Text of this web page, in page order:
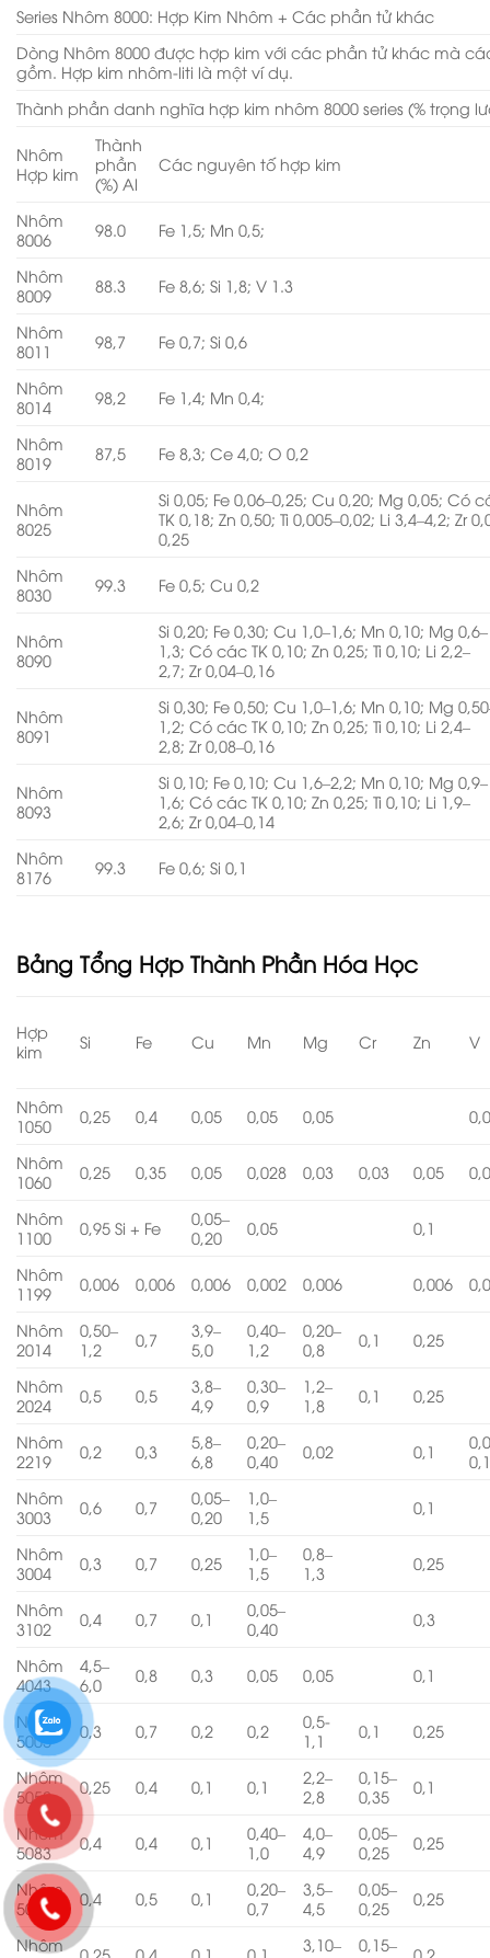
Series Nhôm 8000: Hợp Kim Nhôm + Các phần tử khác
Dòng Nhôm 8000 được hợp kim với các phần tử khác mà
gồm. Hợp kim nhôm-liti là một ví dụ.
Thành phần danh nghĩa hợp kim nhôm 8000 series (% trọng
Nhôm
Hợp kim
Thành
phần
(%) Al
Các nguyên tố hợp kim
Nhôm
8006
98.0 Fe 1,5; Mn 0,5;
Nhôm
8009
88.3 Fe 8,6; Si 1,8; V 1.3
Nhôm
8011
98,7 Fe 0,7; Si 0,6
Nhôm
8014
98,2 Fe 1,4; Mn 0,4;
Nhôm
8019
87,5 Fe 8,3; Ce 4,0; O 0,2
Nhôm
8025
Si 0,05; Fe 0,06–0,25; Cu 0,20; Mg 0,05; Có
TK 0,18; Zn 0,50; Ti 0,005–0,02; Li 3,4–4,2; Zr
0,25
Nhôm
8030
99.3 Fe 0,5; Cu 0,2
Nhôm
8090
Si 0,20; Fe 0,30; Cu 1,0–1,6; Mn 0,10; Mg 0,6–
1,3; Có các TK 0,10; Zn 0,25; Ti 0,10; Li 2,2–
2,7; Zr 0,04–0,16
Nhôm
8091
Si 0,30; Fe 0,50; Cu 1,0–1,6; Mn 0,10; Mg
1,2; Có các TK 0,10; Zn 0,25; Ti 0,10; Li 2,4–
2,8; Zr 0,08–0,16
Nhôm
8093
Si 0,10; Fe 0,10; Cu 1,6–2,2; Mn 0,10; Mg 0,9–
1,6; Có các TK 0,10; Zn 0,25; Ti 0,10; Li 1,9–
2,6; Zr 0,04–0,14
Nhôm
8176
99.3 Fe 0,6; Si 0,1
Bảng Tổng Hợp Thành Phần Hóa Học
Hợp
kim
Si Fe Cu Mn Mg Cr Zn V
Nhôm
1050
0,25 0,4 0,05 0,05 0,05
Nhôm
1060
0,25 0,35 0,05 0,028 0,03 0,03 0,05
Nhôm
1100
0,95 Si + Fe
0,05–
0,20
0,05 0,1
Nhôm
1199
0,006 0,006 0,006 0,002 0,006 0,006
Nhôm
2014
0,50–
1,2
0,7
3,9–
5,0
0,40–
1,2
0,20–
0,8
0,1 0,25
Nhôm
2024
0,5 0,5
3,8–
4,9
0,30–
0,9
1,2–
1,8
0,1 0,25
Nhôm
2219
0,2 0,3
5,8–
6,8
0,20–
0,40
0,02 0,1
Nhôm
3003
0,6 0,7
0,05–
0,20
1,0–
1,5
0,1
Nhôm
3004
0,3 0,7 0,25
1,0–
1,5
0,8–
1,3
0,25
Nhôm
3102
0,4 0,7 0,1
0,05–
0,40
0,3
Nhôm
4043
4,5–
6,0
0,8 0,3 0,05 0,05 0,1
Nhôm
5005
0,3 0,7 0,2 0,2
0,5-
1,1
0,1 0,25
Nhôm
5052
0,25 0,4 0,1 0,1
2,2–
2,8
0,15–
0,35
0,1
Nhôm
5083
0,4 0,4 0,1
0,40–
1,0
4,0–
4,9
0,05–
0,25
0,25
Nhôm
5086
0,4 0,5 0,1
0,20–
0,7
3,5–
4,5
0,05–
0,25
0,25
Nhôm
0,25 0,4 0,1 0,1
3,10–
0,15–
0,2